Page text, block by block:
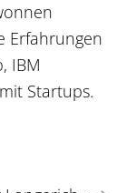
Erfahrungen
IBM
Startups.